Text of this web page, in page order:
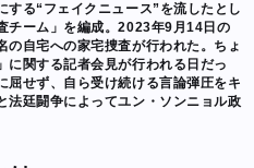
する“フェイクニュース”を流したとし
チーム」を編成。2023年9月14日の
自宅への家宅捜査が行われた。ちょ
に関する記者会見が行われる日だっ
屈せず、自ら受け続ける言論弾圧をキ
法廷闘争によってユン・ソンニョル政